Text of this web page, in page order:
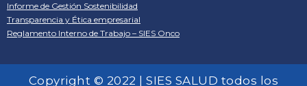
Informe de Gestión Sostenibilidad
Transparencia y Ética empresarial
Reglamento Interno de Trabajo – SIES Onco
Copyright © 2022 | SIES SALUD todos los